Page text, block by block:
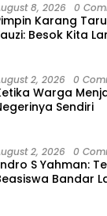
8, 2026 0
Karang
Besok Kita
2, 2026 0
Warga
Sendiri
2, 2026 0
S Yahman:
Bandar